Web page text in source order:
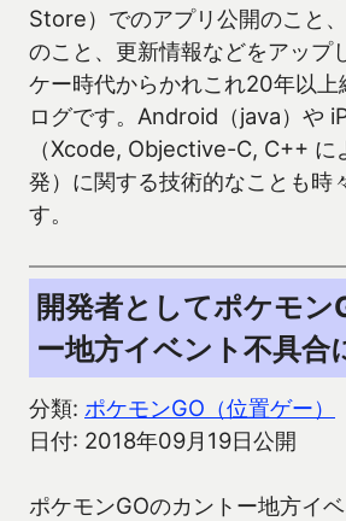
Store）でのアプリ公開のこと
のこと、更新情報などをアップ
ケー時代からかれこれ20年以上
ログです。Android（java）や
（Xcode, Objective-C, C++ に
発）に関する技術的なことも時
す。
開発者としてポケモン
ー地方イベント不具合
分類: ポケモンGO（位置ゲー）
日付: 2018年09月19日公開
ポケモンGOのカントー地方イ